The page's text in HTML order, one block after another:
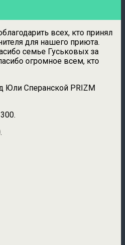
всех, кто принял
для нашего приюта.
семье Гуськовых за
огромное всем, кто
Юли Сперанской PRIZM